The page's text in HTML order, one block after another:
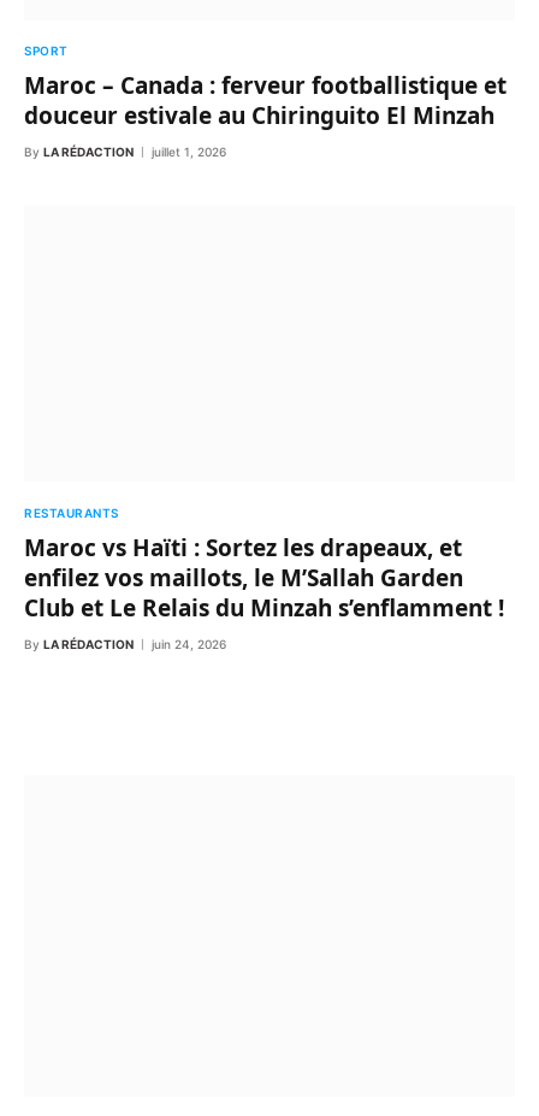
SPORT
Maroc – Canada : ferveur footballistique et
douceur estivale au Chiringuito El Minzah
By LA RÉDACTION juillet 1, 2026
RESTAURANTS
Maroc vs Haïti : Sortez les drapeaux, et
enfilez vos maillots, le M’Sallah Garden
Club et Le Relais du Minzah s’enflamment !
By LA RÉDACTION juin 24, 2026